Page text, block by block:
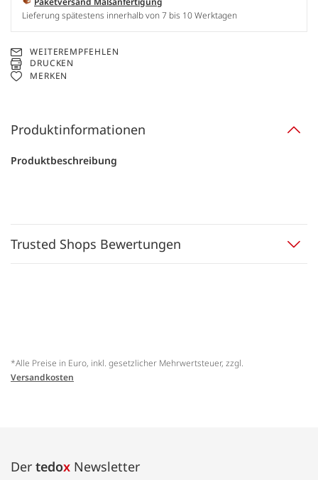
Lieferung spätestens innerhalb von 7 bis 10 Werktagen
WEITEREMPFEHLEN
DRUCKEN
MERKEN
Produktinformationen
Produktbeschreibung
Trusted Shops Bewertungen
*Alle Preise in Euro, inkl. gesetzlicher Mehrwertsteuer, zzgl.
Versandkosten
Der tedox Newsletter